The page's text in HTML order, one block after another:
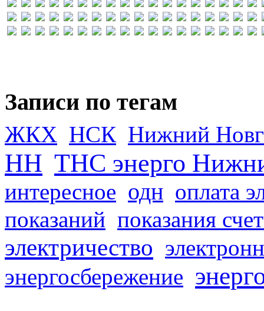
Записи по тегам
ЖКХ НСК Нижний
НН ТНС энерго
интересное одн оплата
показаний показания
электричество
энергосбережение